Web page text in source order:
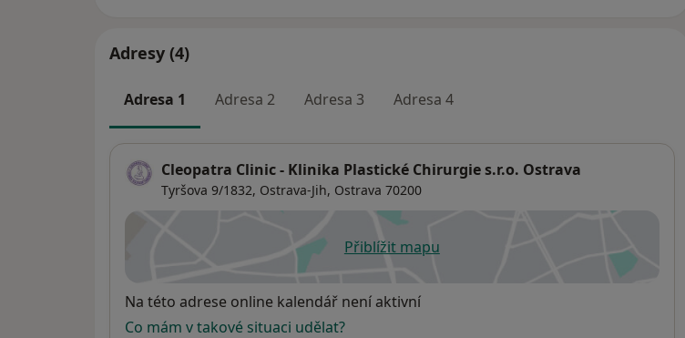
Adresy (4)
Adresa 1 Adresa 2 Adresa 3 Adresa 4
Cleopatra Clinic - Klinika Plastické Chirurgie s.r.o. Ostrava
Tyršova 9/1832, Ostrava-Jih, Ostrava 70200
Přiblížit mapuse otevře v nové záložce
Dostupnost
Na této adrese online kalendář není aktivní
Co mám v takové situaci udělat?